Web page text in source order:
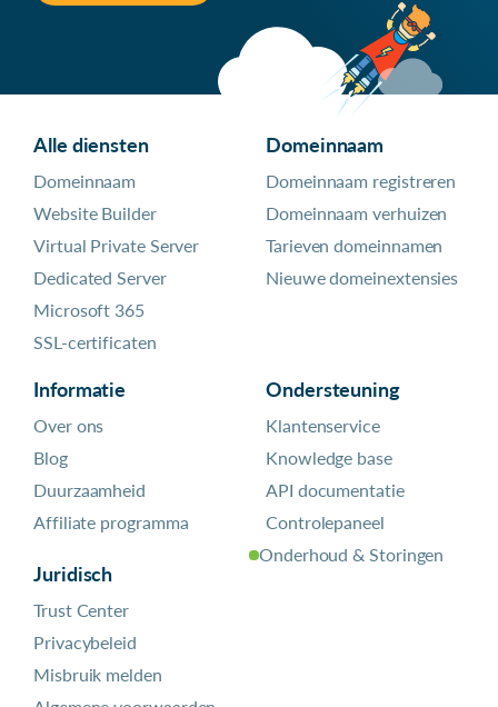
Alle diensten
Domeinnaam
Website Builder
Virtual Private Server
Dedicated Server
Microsoft 365
SSL-certificaten
Domeinnaam
Domeinnaam registreren
Domeinnaam verhuizen
Tarieven domeinnamen
Nieuwe domeinextensies
Informatie
Over ons
Blog
Duurzaamheid
Affiliate programma
Juridisch
Trust Center
Privacybeleid
Misbruik melden
Ondersteuning
Klantenservice
Knowledge base
API documentatie
Controlepaneel
Onderhoud & Storingen